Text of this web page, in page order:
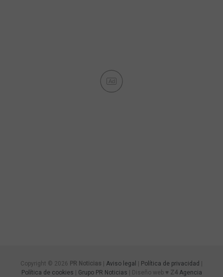
Ad
Copyright © 2026 PR Noticias | Aviso legal | Política de privacidad |
Política de cookies | Grupo PR Noticias | Diseño web ♥ Z4 Agencia